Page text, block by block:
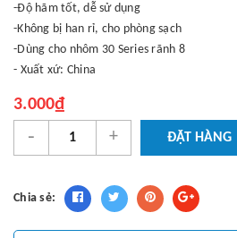
-Độ hãm tốt, dễ sử dụng
-Không bị han rỉ, cho phòng sạch
-Dùng cho nhôm 30 Series rãnh 8
- Xuất xứ: China
3.000₫
- + ĐẶT HÀNG
Chia sẻ: